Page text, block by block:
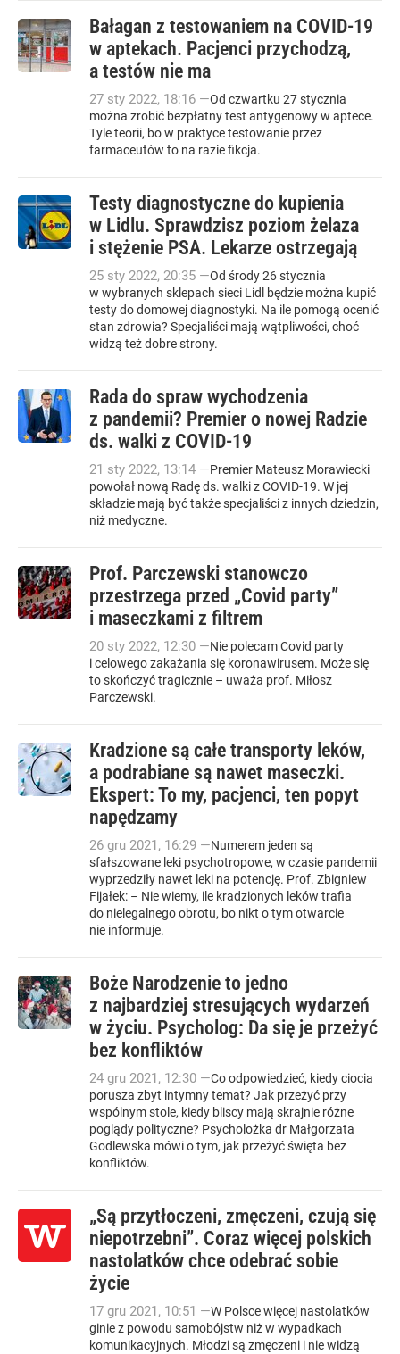
Bałagan z testowaniem na COVID-19
w aptekach. Pacjenci przychodzą,
a testów nie ma
27 sty 2022, 18:16 —Od czwartku 27 stycznia
można zrobić bezpłatny test antygenowy w aptece.
Tyle teorii, bo w praktyce testowanie przez
farmaceutów to na razie fikcja.
Testy diagnostyczne do kupienia
w Lidlu. Sprawdzisz poziom żelaza
i stężenie PSA. Lekarze ostrzegają
25 sty 2022, 20:35 —Od środy 26 stycznia
w wybranych sklepach sieci Lidl będzie można kupić
testy do domowej diagnostyki. Na ile pomogą ocenić
stan zdrowia? Specjaliści mają wątpliwości, choć
widzą też dobre strony.
Rada do spraw wychodzenia
z pandemii? Premier o nowej Radzie
ds. walki z COVID-19
21 sty 2022, 13:14 —Premier Mateusz Morawiecki
powołał nową Radę ds. walki z COVID-19. W jej
składzie mają być także specjaliści z innych dziedzin,
niż medyczne.
Prof. Parczewski stanowczo
przestrzega przed „Covid party”
i maseczkami z filtrem
20 sty 2022, 12:30 —Nie polecam Covid party
i celowego zakażania się koronawirusem. Może się
to skończyć tragicznie – uważa prof. Miłosz
Parczewski.
Kradzione są całe transporty leków,
a podrabiane są nawet maseczki.
Ekspert: To my, pacjenci, ten popyt
napędzamy
26 gru 2021, 16:29 —Numerem jeden są
sfałszowane leki psychotropowe, w czasie pandemii
wyprzedziły nawet leki na potencję. Prof. Zbigniew
Fijałek: – Nie wiemy, ile kradzionych leków trafia
do nielegalnego obrotu, bo nikt o tym otwarcie
nie informuje.
Boże Narodzenie to jedno
z najbardziej stresujących wydarzeń
w życiu. Psycholog: Da się je przeżyć
bez konfliktów
24 gru 2021, 12:30 —Co odpowiedzieć, kiedy ciocia
porusza zbyt intymny temat? Jak przeżyć przy
wspólnym stole, kiedy bliscy mają skrajnie różne
poglądy polityczne? Psycholożka dr Małgorzata
Godlewska mówi o tym, jak przeżyć święta bez
konfliktów.
„Są przytłoczeni, zmęczeni, czują się
niepotrzebni”. Coraz więcej polskich
nastolatków chce odebrać sobie
życie
17 gru 2021, 10:51 —W Polsce więcej nastolatków
ginie z powodu samobójstw niż w wypadkach
komunikacyjnych. Młodzi są zmęczeni i nie widzą